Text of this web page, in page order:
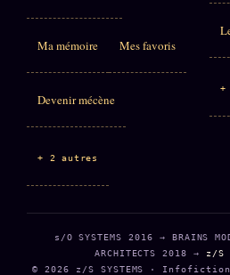
Ma mémoire Mes favoris
Devenir mécène
+ 2 autres
+
s/O SYSTEMS 2016 → BRAINS
ARCHITECTS 2018 → z/S
© 2026 z/S SYSTEMS ·